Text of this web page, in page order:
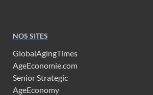
NOS SITES
GlobalAgingTimes
AgeEconomie.com
Senior Strategic
AgeEconomy